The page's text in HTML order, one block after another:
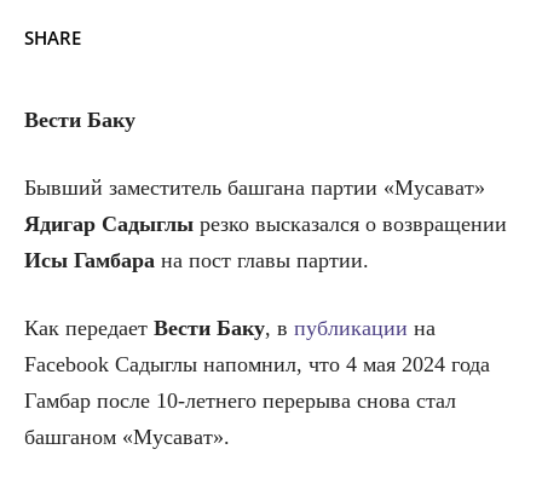
SHARE
Вести Баку
Бывший заместитель башгана партии «Мусават»
Ядигар Садыглы резко высказался о возвращении
Исы Гамбара на пост главы партии.
Как передает Вести Баку, в публикации на
Facebook Садыглы напомнил, что 4 мая 2024 года
Гамбар после 10-летнего перерыва снова стал
башганом «Мусават».